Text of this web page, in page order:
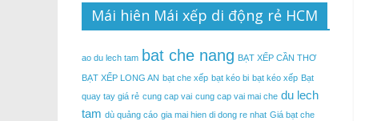
Mái hiên Mái xếp di động rẻ HCM
ao du lech tam bat che nang BẠT XẾP CẦN THƠ
BẠT XẾP LONG AN bạt che xếp bạt kéo bi bạt kéo xếp Bạt
quay tay giá rẻ cung cap vai cung cap vai mai che du lech
tam dù quảng cáo gia mai hien di dong re nhat Giá bạt che